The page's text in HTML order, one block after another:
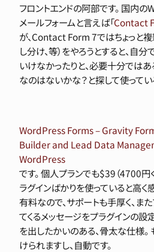
フロントエンドの阿部です。 国内
メールフォームと言えば「Contact
が、Contact Form 7ではちょっと複
し分け、等）をやろうとすると、自
いけなかったりと、必要十分では
なのはないかな？と探して使って
WordPress Forms – Gravity
Builder and Lead Data
WordPress
です。 個人プランでも$39（4700円
ラグインばかりを使っていると高く
有料なので、サポートも手厚く、ま
てくるメッセージをプラグインの設
を出したかいのある、骨太な仕様。
けられますし、自動です。